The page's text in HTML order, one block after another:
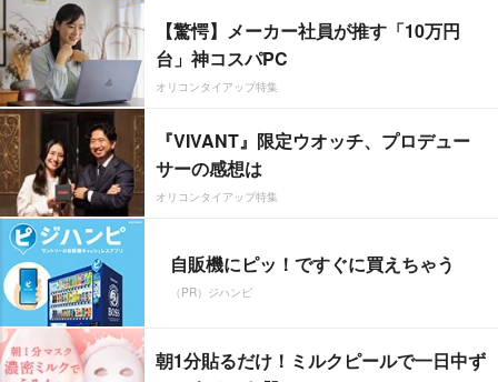
【驚愕】メーカー社員が推す「10万円
台」神コスパPC
オリコンタイアップ特集
『VIVANT』限定ウオッチ、プロデュー
サーの感想は
オリコンタイアップ特集
自販機にピッ！ですぐに買えちゃう
（PR）ジハンピ
朝1分貼るだけ！ミルクピールで一日中ず